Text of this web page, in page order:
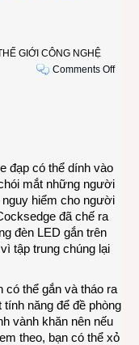
GIỚI CÔNG NGHỆ
Comments Offon
cho
đạp có thể dính vào
mắt những người
hiểm cho người
đã chế ra
đèn LED gắn trên
tập trung chúng lại
thể gắn và tháo ra
năng để đề phòng
vành khăn nên nếu
theo, bạn có thể xỏ